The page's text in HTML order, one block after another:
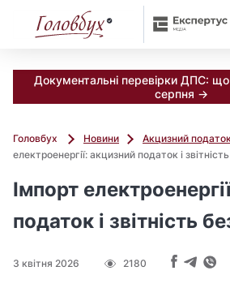
Документальні перевірки ДПС: що
серпня →
Головбух Новини Акцизний
електроенергії: акцизний податок і
Імпорт
податок і звітність
3 квітня 2026 2180